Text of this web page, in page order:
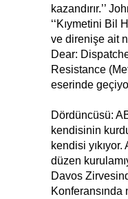
kazandırır.’’
‘‘Kıymetini Bil
ve direnişe ait
Dear:
Resistance
eserinde
Dördüncüsü:
kendisinin
kendisi
düzen
Davos